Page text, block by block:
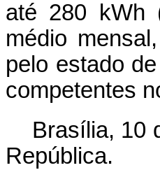
até 280 kWh
médio
pelo estado
competentes
Brasília, 10
República.